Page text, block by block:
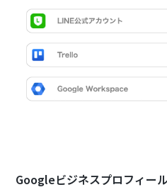
Googleビジネスプロフィール